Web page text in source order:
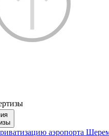
аэропорта